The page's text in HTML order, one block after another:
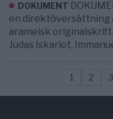
DOKUMENT
en direktöversättning
arameisk
Judas Iskariot,
1 2 3